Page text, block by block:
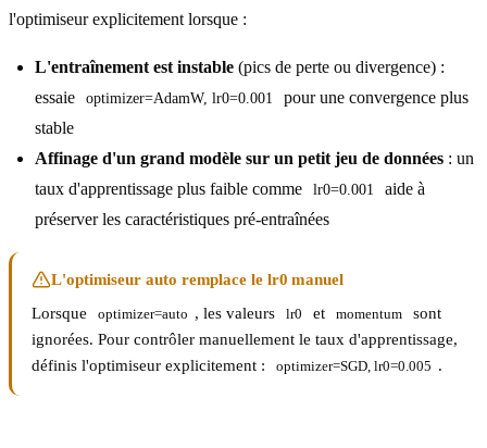
l'optimiseur explicitement lorsque :
L'entraînement est instable (pics de perte ou divergence) :
essaie
optimizer=AdamW, lr0=0.001
pour une convergence plus
stable
Affinage d'un grand modèle sur un petit jeu de données : un
taux d'apprentissage plus faible comme
lr0=0.001
aide à
préserver les caractéristiques pré-entraînées
L'optimiseur auto remplace le lr0 manuel
Lorsque
optimizer=auto , les valeurs lr0 et momentum
sont
ignorées. Pour contrôler manuellement le taux d'apprentissage,
définis l'optimiseur explicitement :
optimizer=SGD, lr0=0.005 .